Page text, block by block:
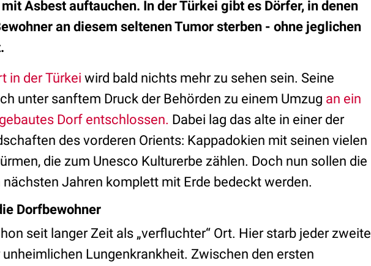
Asbest auftauchen. In der Türkei gibt es Dörfer, in denen
an diesem seltenen Tumor sterben - ohne jeglichen
in der Türkei wird bald nichts mehr zu sehen sein. Seine
unter sanftem Druck der Behörden zu einem Umzug an ein
Dorf entschlossen. Dabei lag das alte in einer der
des vorderen Orients: Kappadokien mit seinen vielen
die zum Unesco Kulturerbe zählen. Doch nun sollen die
nächsten Jahren komplett mit Erde bedeckt werden.
Dorfbewohner
seit langer Zeit als „verfluchter“ Ort. Hier starb jeder zweite
Lungenkrankheit. Zwischen den ersten